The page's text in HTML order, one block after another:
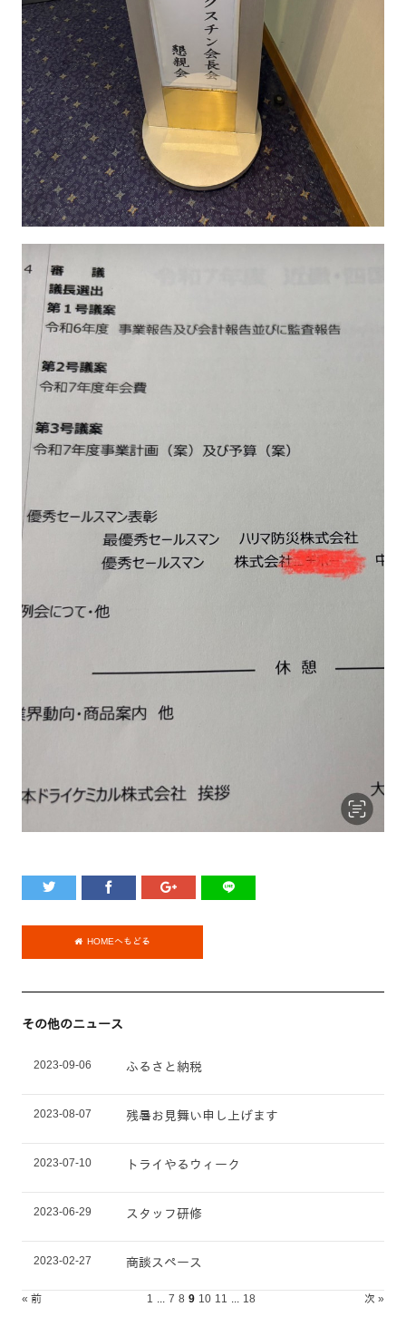
HOMEへもどる
その他のニュース
2023-09-06 ふるさと納税
2023-08-07 残暑お見舞い申し上げます
2023-07-10 トライやるウィーク
2023-06-29 スタッフ研修
2023-02-27 商談スペース
« 前 1 ... 7 8 9 10 11 ... 18 次 »